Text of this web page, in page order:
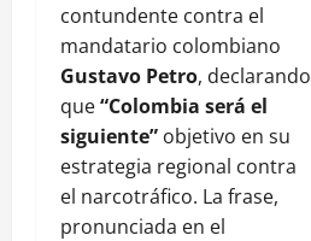
contundente contra el
mandatario colombiano
Gustavo Petro, declarando
que“Colombia será el
siguiente” objetivo en su
estrategia regional contra
el narcotráfico. La frase,
pronunciada en el